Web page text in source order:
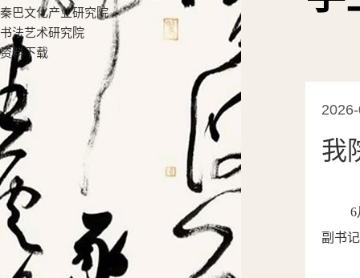
秦巴文化产业研究院
书法艺术研究院
资料下载
我
6
副书